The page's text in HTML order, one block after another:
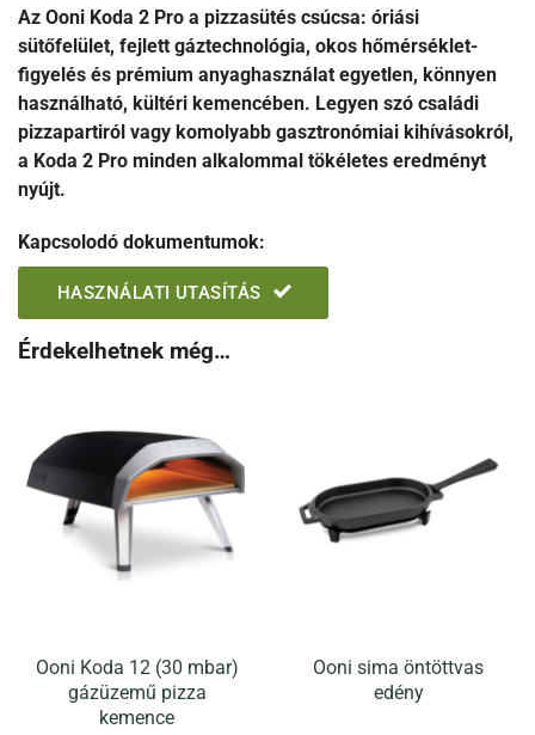
Az Ooni Koda 2 Pro a pizzasütés csúcsa: óriási
sütőfelület, fejlett gáztechnológia, okos hőmérséklet-
figyelés és prémium anyaghasználat egyetlen, könnyen
használható, kültéri kemencében. Legyen szó családi
pizzapartiról vagy komolyabb gasztronómiai kihívásokról,
a Koda 2 Pro minden alkalommal tökéletes eredményt
nyújt.
Kapcsolodó dokumentumok:
HASZNÁLATI UTASÍTÁS
Érdekelhetnek még…
Ooni Koda 12 (30 mbar)
gázüzemű pizza
kemence
Ooni sima öntöttvas
edény